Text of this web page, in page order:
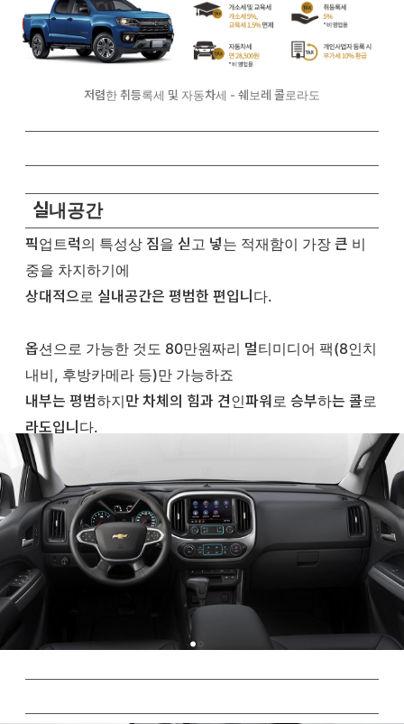
저렴한 취등록세 및 자동차세 - 쉐보레 콜로라도
실내공간
픽업트럭의 특성상 짐을 싣고 넣는 적재함이 가장 큰 비
중을 차지하기에
상대적으로 실내공간은 평범한 편입니다.
옵션으로 가능한 것도 80만원짜리 멀티미디어 팩(8인치
내비, 후방카메라 등)만 가능하죠
내부는 평범하지만 차체의 힘과 견인파워로 승부하는 콜로
라도입니다.